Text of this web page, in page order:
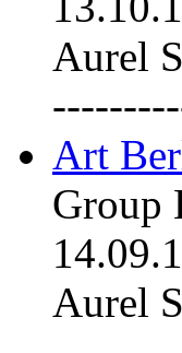
Aurel
Art
Group
Aurel